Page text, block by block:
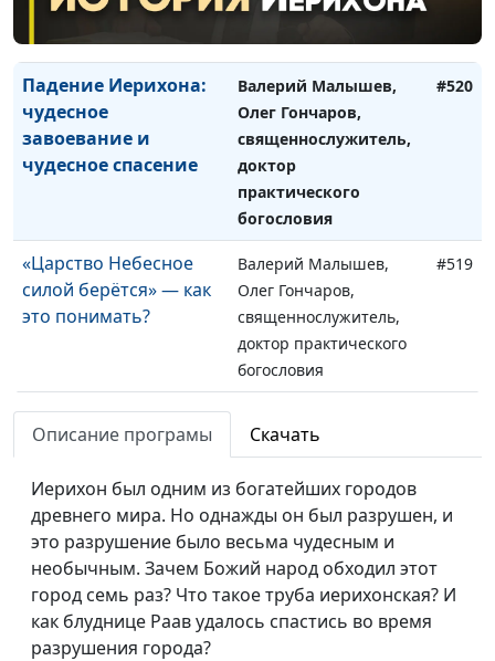
доктор практического
богословия
Падение Иерихона:
чудесное
завоевание и
чудесное спасение
Валерий Малышев,
Олег Гончаров,
священнослужитель,
доктор
практического
богословия
#520
«Царство Небесное
силой берётся» — как
это понимать?
Валерий Малышев,
Олег Гончаров,
священнослужитель,
доктор практического
богословия
#519
Пророчества Библии
о приходе Мессии
Олег Гончаров,
доктор практического
богословия
Долгая дорога к
обетованной земле
Валерий Малышев,
Олег Гончаров,
священнослужитель,
#517
Описание програмы Скачать
Иерихон был одним из богатейших городов
древнего мира. Но однажды он был разрушен, и
это разрушение было весьма чудесным и
необычным. Зачем Божий народ обходил этот
город семь раз? Что такое труба иерихонская? И
как блуднице Раав удалось спастись во время
разрушения города?